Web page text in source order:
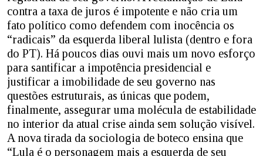
contra a taxa de juros é impotente e não cria um
fato político como defendem com inocência os
“radicais” da esquerda liberal lulista (dentro e fora
do PT). Há poucos dias ouvi mais um novo esforço
para santificar a impotência presidencial e
justificar a imobilidade de seu governo nas
questões estruturais, as únicas que podem,
finalmente, assegurar uma molécula de estabilidade
no interior da atual crise ainda sem solução visível.
A nova tirada da sociologia de boteco ensina que
“Lula é o personagem mais a esquerda de seu